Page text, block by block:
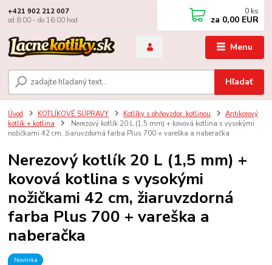
Menu
Hľadať
+421 902 212 007
od 8:00 - do 16:00 hod
0 ks
za 0,00 EUR
Úvod KOTLÍKOVÉ SÚPRAVY Kotlíky s ohňovzdor. kotlinou
Antikorový
kotlík + kotlina
Nerezový kotlík 20 L (1,5 mm) + kovová kotlina s vysokými
nožičkami 42 cm, žiaruvzdorná farba Plus 700 + vareška a naberačka
Nerezový kotlík 20 L (1,5 mm) +
kovová kotlina s vysokými
nožičkami 42 cm, žiaruvzdorná
farba Plus 700 + vareška a
naberačka
Novinka